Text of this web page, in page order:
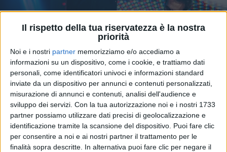
Il rispetto della tua riservatezza è la nostra
priorità
Noi e i nostri partner memorizziamo e/o accediamo a
informazioni su un dispositivo, come i cookie, e trattiamo dati
personali, come identificatori univoci e informazioni standard
inviate da un dispositivo per annunci e contenuti personalizzati,
misurazione di annunci e contenuti, analisi dell'audience e
sviluppo dei servizi. Con la tua autorizzazione noi e i nostri 1733
partner possiamo utilizzare dati precisi di geolocalizzazione e
identificazione tramite la scansione del dispositivo. Puoi fare clic
per consentire a noi e ai nostri partner il trattamento per le
finalità sopra descritte. In alternativa puoi fare clic per negare il
Laura Pausini - E ritorno da te (Radio Italia
Live 20/03/26)